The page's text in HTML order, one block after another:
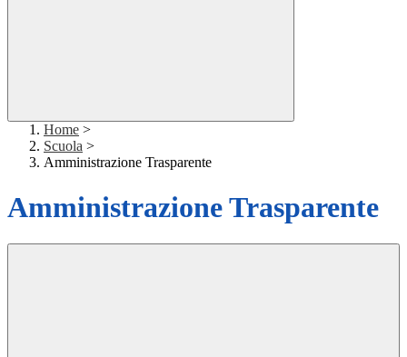
Home >
Scuola >
Amministrazione Trasparente
Amministrazione Trasparente